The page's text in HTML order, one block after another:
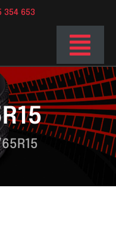
354 653